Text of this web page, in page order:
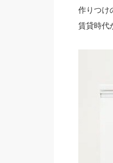
作りつけ
賃貸時代